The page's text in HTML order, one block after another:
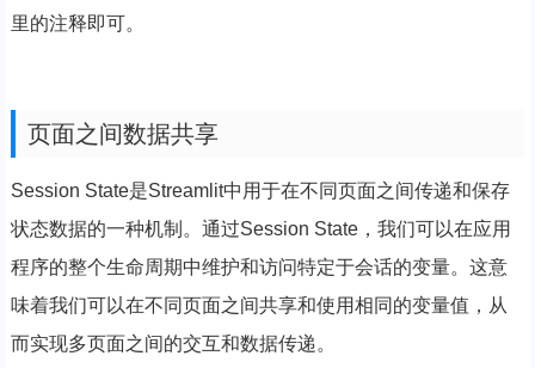
里的注释即可。
页面之间数据共享
Session State是Streamlit中用于在不同页面之间传递和保存
状态数据的一种机制。通过Session State，我们可以在应用
程序的整个生命周期中维护和访问特定于会话的变量。这意
味着我们可以在不同页面之间共享和使用相同的变量值，从
而实现多页面之间的交互和数据传递。